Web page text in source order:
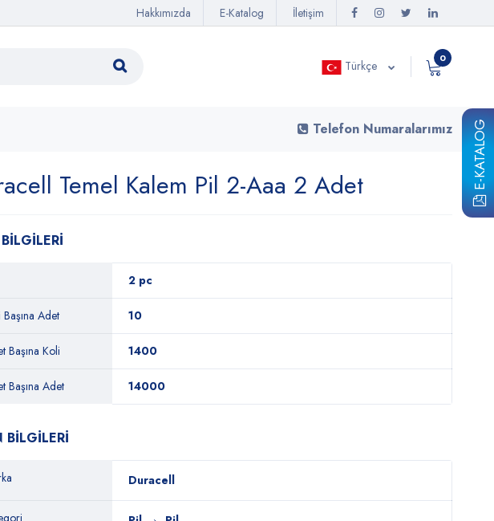
E-KATALOG
Hakkımızda E-Katalog İletişim
0
Türkçe
Telefon Numaralarımız
Temel Kalem Pil 2-Aaa 2 Adet
2 pc
Adet 10
Başına Koli 1400
Başına Adet 14000
BİLGİLERİ
Duracell